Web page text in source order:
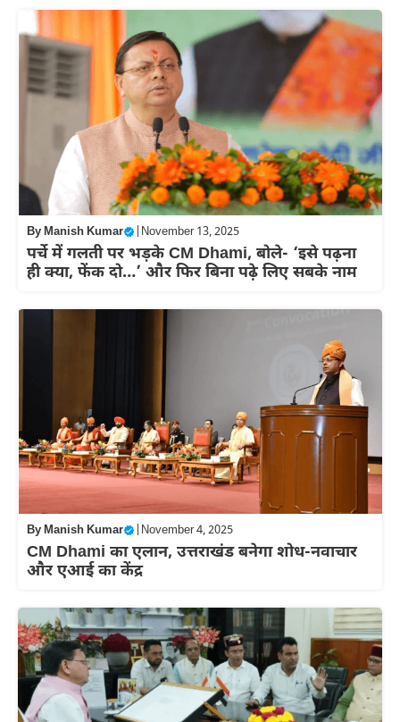
ByManish Kumar November 13, 2025
पर्चे में गलती पर भड़के CM Dhami, बोले- ‘इसे पढ़ना
ही क्या, फेंक दो…’ और फ‍िर बिना पढ़े लिए सबके नाम
ByManish Kumar November 4, 2025
CM Dhami का एलान, उत्तराखंड बनेगा शोध-नवाचार
और एआई का केंद्र